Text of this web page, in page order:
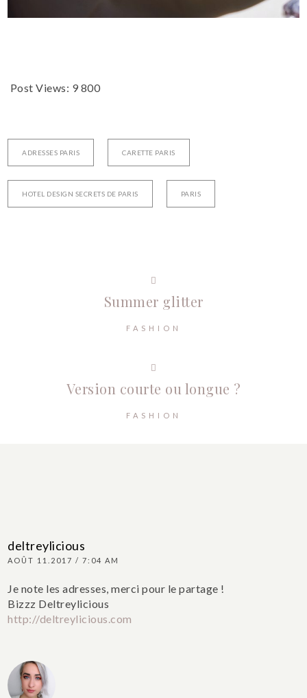
Post Views: 9 800
ADRESSES PARIS CARETTE PARIS
HOTEL DESIGN SECRETS DE PARIS PARIS
Summer glitter
FASHION
Version courte ou longue ?
FASHION
deltreylicious
AOÛT 11.2017 / 7:04 AM
Je note les adresses, merci pour le partage !
Bizzz Deltreylicious
http://deltreylicious.com